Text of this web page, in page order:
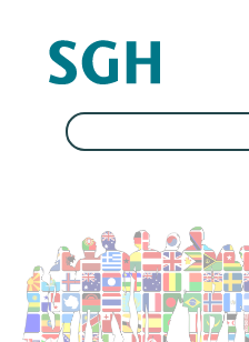
Search